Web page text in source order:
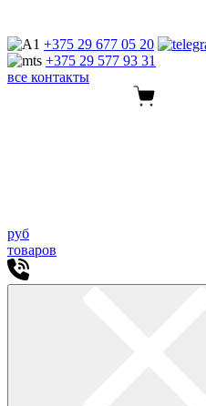
+375 29 677 05 20
+375 29 577 93 31
все контакты
руб
товаров